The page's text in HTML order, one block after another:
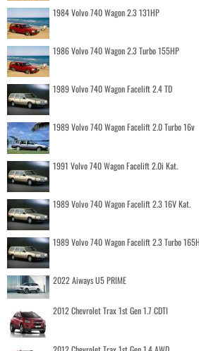
1984 Volvo 740 Wagon 2.3 131HP
1986 Volvo 740 Wagon 2.3 Turbo 155HP
1989 Volvo 740 Wagon Facelift 2.4 TD
1989 Volvo 740 Wagon Facelift 2.0 Turbo 16v
1991 Volvo 740 Wagon Facelift 2.0i Kat.
1989 Volvo 740 Wagon Facelift 2.3 16V Kat.
1989 Volvo 740 Wagon Facelift 2.3 Turbo
2022 Aiways U5 PRIME
2012 Chevrolet Trax 1st Gen 1.7 CDTI